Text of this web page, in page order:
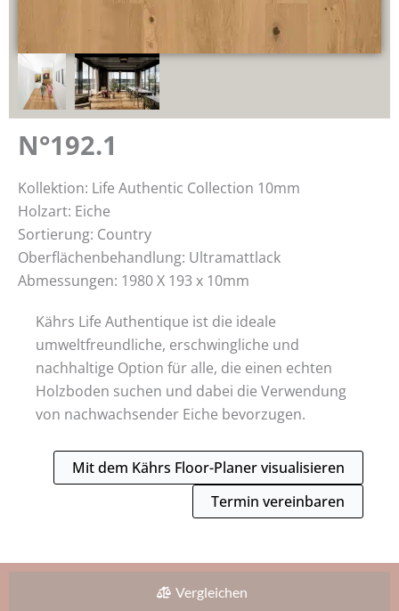
N°192.1
Kollektion: Life Authentic Collection 10mm
Holzart: Eiche
Sortierung: Country
Oberflächenbehandlung: Ultramattlack
Abmessungen: 1980 X 193 x 10mm
Kährs Life Authentique ist die ideale
umweltfreundliche, erschwingliche und
nachhaltige Option für alle, die einen echten
Holzboden suchen und dabei die Verwendung
von nachwachsender Eiche bevorzugen.
Mit dem Kährs Floor-Planer visualisieren
Termin vereinbaren
Vergleichen